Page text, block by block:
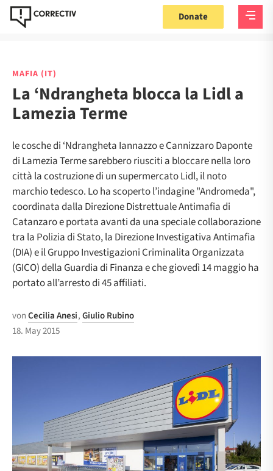
Donate
MAFIA (IT)
La ‘Ndrangheta blocca la Lidl a
Lamezia Terme
le cosche di ‘Ndrangheta Iannazzo e Cannizzaro Daponte
di Lamezia Terme sarebbero riusciti a bloccare nella loro
città la costruzione di un supermercato Lidl, il noto
marchio tedesco. Lo ha scoperto l’indagine "Andromeda",
coordinata dalla Direzione Distrettuale Antimafia di
Catanzaro e portata avanti da una speciale collaborazione
tra la Polizia di Stato, la Direzione Investigativa Antimafia
(DIA) e il Gruppo Investigazioni Criminalita Organizzata
(GICO) della Guardia di Finanza e che giovedì 14 maggio ha
portato all’arresto di 45 affiliati.
vonCecilia Anesi,Giulio Rubino
18. May 2015